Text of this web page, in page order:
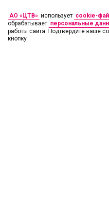
АО «ЦТВ» использует cookie-
обрабатывает персональные
работы сайта. Подтвердите ваше
кнопку